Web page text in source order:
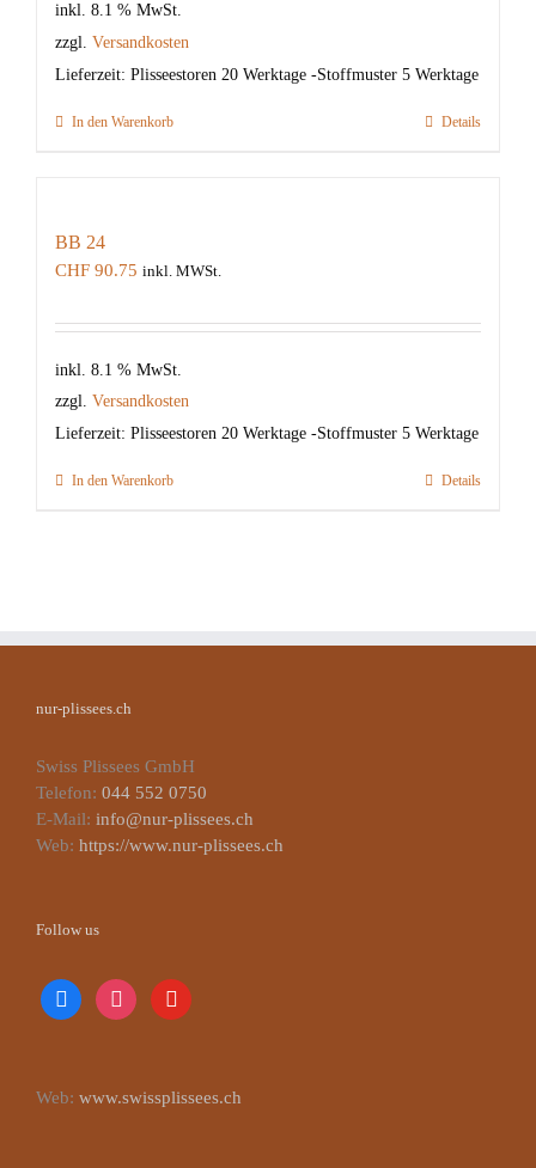
inkl. 8.1 % MwSt.
zzgl. Versandkosten
Lieferzeit: Plisseestoren 20 Werktage -Stoffmuster 5 Werktage
In den Warenkorb Details
BB 24
CHF 90.75 inkl. MWSt.
inkl. 8.1 % MwSt.
zzgl. Versandkosten
Lieferzeit: Plisseestoren 20 Werktage -Stoffmuster 5 Werktage
In den Warenkorb Details
nur-plissees.ch
Swiss Plissees GmbH
Telefon: 044 552 0750
E-Mail: info@nur-plissees.ch
Web: https://www.nur-plissees.ch
Follow us
facebookinstagramyoutube
Web: www.swissplissees.ch